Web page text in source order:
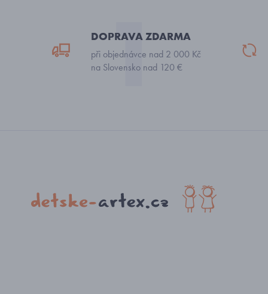
DOPRAVA ZDARMA
při objednávce nad 2 000 Kč
na Slovensko nad 120 €